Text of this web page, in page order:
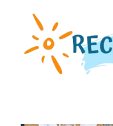
contenu